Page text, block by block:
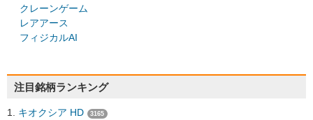
クレーンゲーム
レアアース
フィジカルAI
注目銘柄ランキング
キオクシア HD 3165